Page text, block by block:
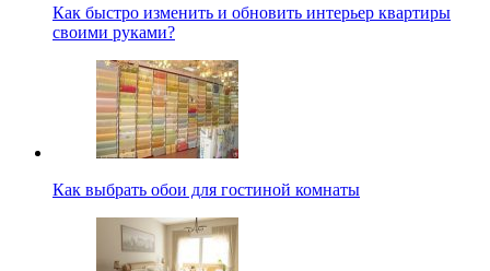
Как быстро изменить и обновить интерьер квартиры
своими руками?
Как выбрать обои для гостиной комнаты